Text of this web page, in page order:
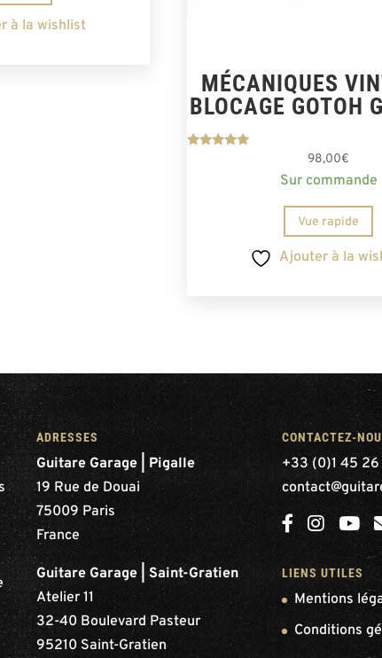
à la wishlist
MÉCANIQUES
BLOCAGE GOTOH
98,00€
Sur commande
Vue rapide
Ajouter à la
ADRESSES
Guitare Garage | Pigalle
19 Rue de Douai
75009 Paris
France
Guitare Garage | Saint-Gratien
Atelier 11
32-40 Boulevard Pasteur
95210 Saint-Gratien
CONTACTEZ-
+33 (0)1 45
LIENS UTILES
Mentions
Conditions